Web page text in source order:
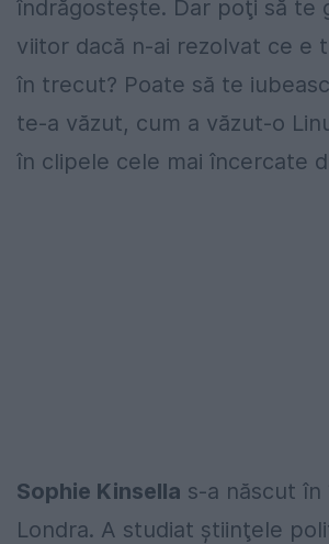
îndrăgosteşte. Dar poţi să te
viitor dacă n-ai rezolvat ce e
în trecut? Poate să te
te-a văzut, cum a văzut-o
în clipele cele mai încercate
Sophie Kinsella s‑a născut în
Londra. A studiat ştiinţele